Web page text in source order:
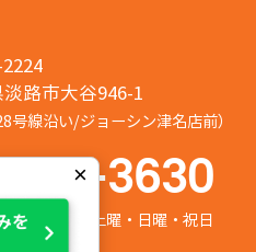
2224
路市大谷946-1
号線沿い/ジョーシン津名店前）
3630
日:第2/第4土曜・日曜・祝日
×